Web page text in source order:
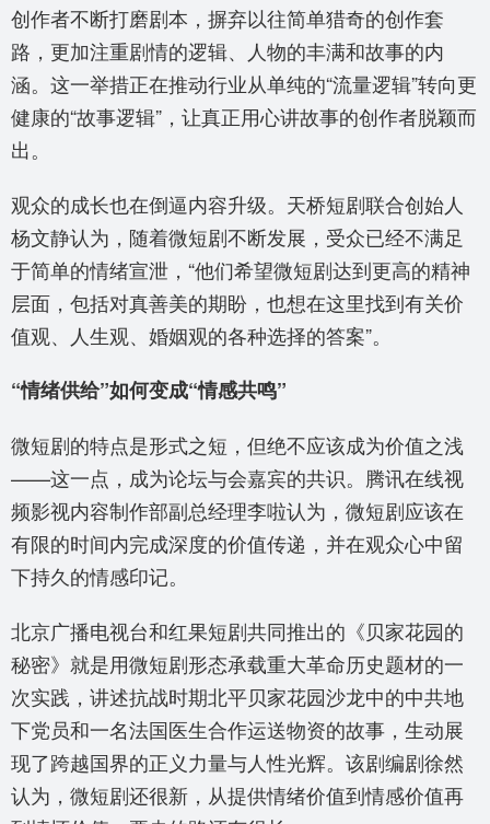
创作者不断打磨剧本，摒弃以往简单猎奇的创作套
路，更加注重剧情的逻辑、人物的丰满和故事的内
涵。这一举措正在推动行业从单纯的“流量逻辑”转向更
健康的“故事逻辑”，让真正用心讲故事的创作者脱颖而
出。
观众的成长也在倒逼内容升级。天桥短剧联合创始人
杨文静认为，随着微短剧不断发展，受众已经不满足
于简单的情绪宣泄，“他们希望微短剧达到更高的精神
层面，包括对真善美的期盼，也想在这里找到有关价
值观、人生观、婚姻观的各种选择的答案”。
“情绪供给”如何变成“情感共鸣”
微短剧的特点是形式之短，但绝不应该成为价值之浅
——这一点，成为论坛与会嘉宾的共识。腾讯在线视
频影视内容制作部副总经理李啦认为，微短剧应该在
有限的时间内完成深度的价值传递，并在观众心中留
下持久的情感印记。
北京广播电视台和红果短剧共同推出的《贝家花园的
秘密》就是用微短剧形态承载重大革命历史题材的一
次实践，讲述抗战时期北平贝家花园沙龙中的中共地
下党员和一名法国医生合作运送物资的故事，生动展
现了跨越国界的正义力量与人性光辉。该剧编剧徐然
认为，微短剧还很新，从提供情绪价值到情感价值再